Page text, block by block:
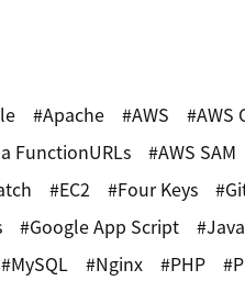
Apache AWS
AWS
FunctionURLs
AWS SAM
EC2 Four Keys
Google App Script
MySQL
Nginx PHP